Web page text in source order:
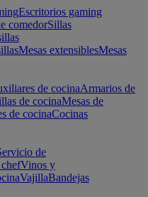
Escritorios gaming
comedorSillas
Mesas extensiblesMesas
de cocinaArmarios de
de cocinaMesas de
de cocinaCocinas
de
Vinos y
VajillaBandejas